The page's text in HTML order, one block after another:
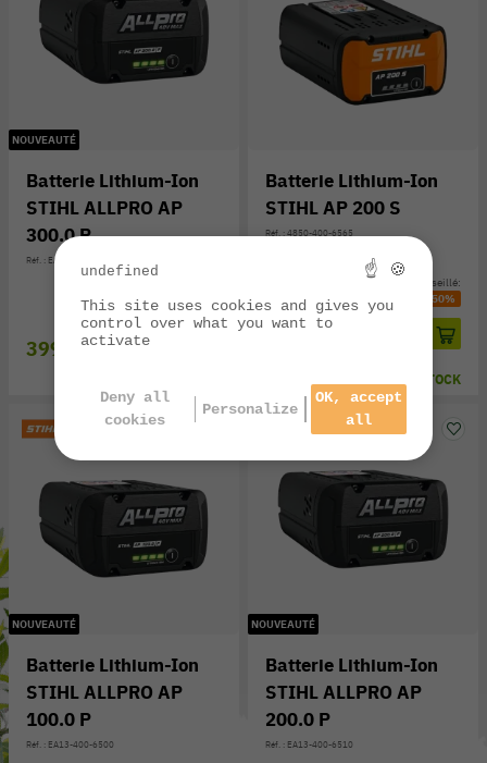
NOUVEAUTÉ
Batterie Lithium-Ion
STIHL ALLPRO AP
300.0 P
Réf. : EA13-400-6523
399,00 €
Batterie Lithium-Ion
STIHL AP 200 S
Réf. : 4850-400-6565
129,00 €
Prix public conseillé:
-50%
EN STOCK
NOUVEAUTÉ
Batterie Lithium-Ion
STIHL ALLPRO AP
100.0 P
Réf. : EA13-400-6500
NOUVEAUTÉ
Batterie Lithium-Ion
STIHL ALLPRO AP
200.0 P
Réf. : EA13-400-6510
undefined ☝ 🍪
This site uses cookies and gives you
control over what you want to
activate
Deny all
cookies
Personalize
OK, accept
all